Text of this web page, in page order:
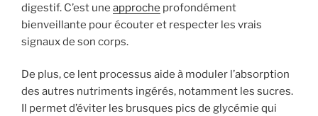
digestif. C’est une approche profondément
bienveillante pour écouter et respecter les vrais
signaux de son corps.
De plus, ce lent processus aide à moduler l’absorption
des autres nutriments ingérés, notamment les sucres.
Il permet d’éviter les brusques pics de glycémie qui